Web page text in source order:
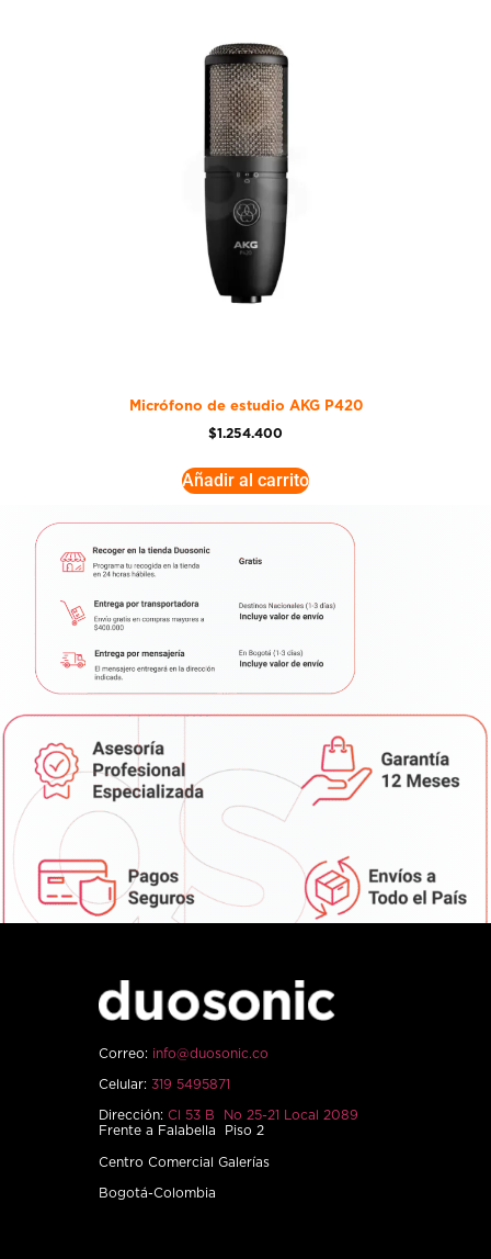
Micrófono de estudio AKG P420
$1.254.400
Añadir al carrito
Correo: info@duosonic.co
Celular: 319 5495871
Dirección: Cl 53 B No 25-21 Local 2089
Frente a Falabella Piso 2
Centro Comercial Galerías
Bogotá-Colombia